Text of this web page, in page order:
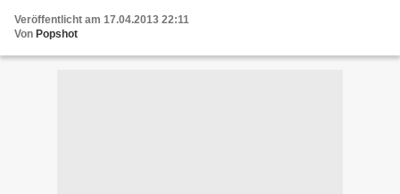
Veröffentlicht am 17.04.2013 22:11
Von Popshot